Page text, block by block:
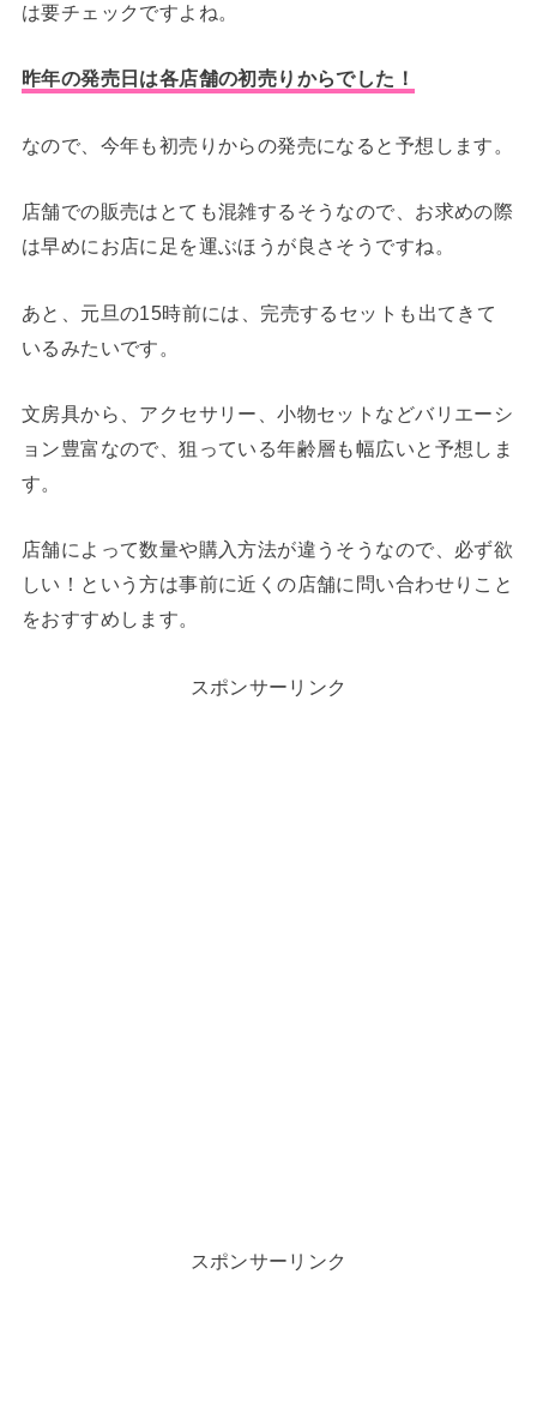
は要チェックですよね。
昨年の発売日は各店舗の初売りからでした！
なので、今年も初売りからの発売になると予想します。
店舗での販売はとても混雑するそうなので、お求めの際
は早めにお店に足を運ぶほうが良さそうですね。
あと、元旦の15時前には、完売するセットも出てきて
いるみたいです。
文房具から、アクセサリー、小物セットなどバリエーシ
ョン豊富なので、狙っている年齢層も幅広いと予想しま
す。
店舗によって数量や購入方法が違うそうなので、必ず欲
しい！という方は事前に近くの店舗に問い合わせりこと
をおすすめします。
スポンサーリンク
スポンサーリンク